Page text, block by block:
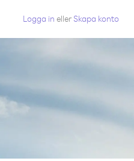
Logga in eller Skapa konto